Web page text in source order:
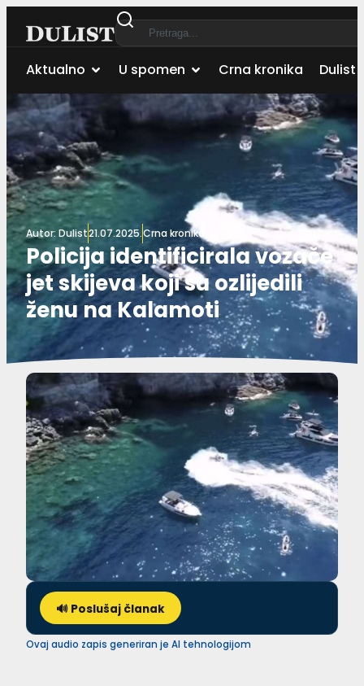
Aktualno U spomen Crna kronika Dulist
Autor: Dulist21.07.2025.Crna kronika
Policija identificirala vozače
jet skijeva koji su ozlijedili
ženu na Kalamoti
🔊 Poslušaj članak
Ovaj audio zapis generiran je AI tehnologijom